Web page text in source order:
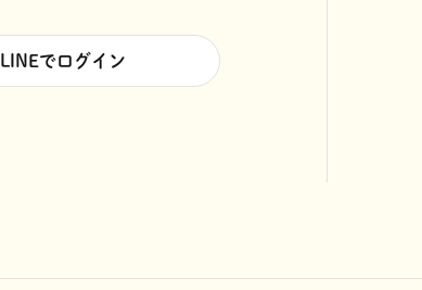
LINEでログイン